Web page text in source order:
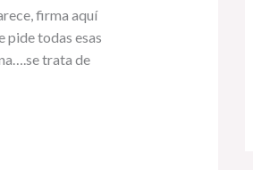
firma aquí
pide todas esas
trata de